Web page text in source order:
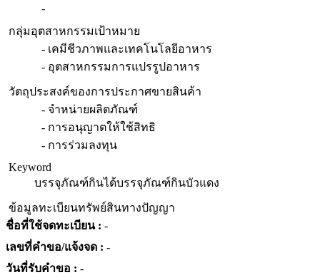
-
กลุ่มอุตสาหกรรมเป้าหมาย
- เคมีชีวภาพและเทคโนโลยีอาหาร
- อุตสาหกรรมการแปรรูปอาหาร
วัตถุประสงค์ของการประกาศขายสินค้า
- จำหน่ายผลิตภัณฑ์
- การอนุญาตให้ใช้สิทธิ
- การร่วมลงทุน
Keyword
บรรจุภัณฑ์กินได้บรรจุภัณฑ์กินบัวแดง
ข้อมูลทะเบียนทรัพย์สินทางปัญญา
ชื่อที่ใช้จดทะเบียน : -
เลขที่คำขอ/แจ้งจด : -
วันที่รับคำขอ : -